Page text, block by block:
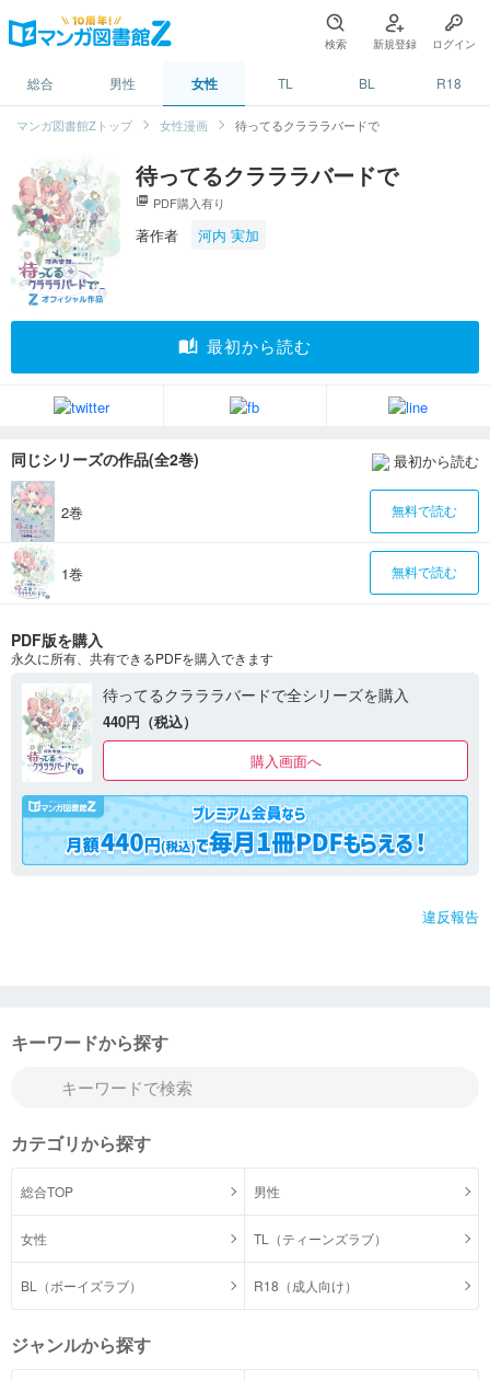
検索 新規登録 ログイン
総合 男性 女性 TL BL R18
マンガ図書館Zトップ 女性漫画 待ってるクラララバードで
待ってるクラララバードで
picture_as_pdf PDF購入有り
著作者 河内 実加
auto_stories 最初から読む
同じシリーズの作品(全2巻) 最初から読む
2巻 無料で読む
1巻 無料で読む
PDF版を購入
永久に所有、共有できるPDFを購入できます
待ってるクラララバードで全シリーズを購入
440円（税込）
購入画面へ
違反報告
キーワードから探す
カテゴリから探す
総合TOP 男性
女性 TL（ティーンズラブ）
BL（ボーイズラブ） R18（成人向け）
ジャンルから探す